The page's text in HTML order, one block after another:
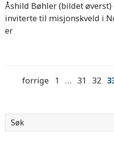
Åshild Bøhler (bildet
inviterte til misjonskveld i
er
forrige 1 … 31 32